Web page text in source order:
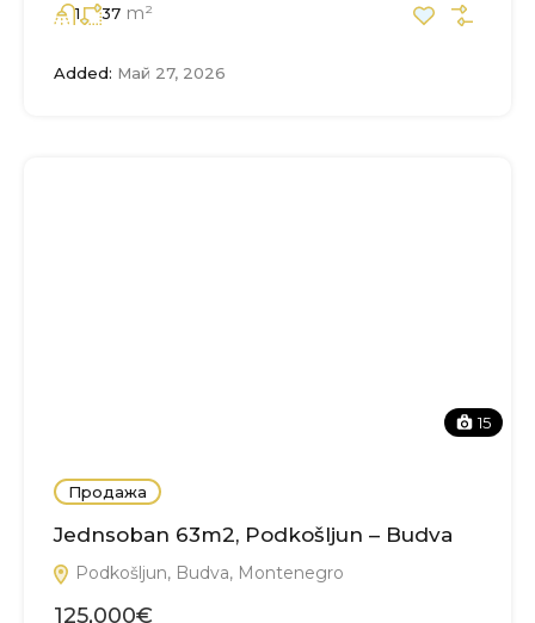
1 37 m²
Added: Май 27, 2026
15
Продажа
Jednsoban 63m2, Podkošljun – Budva
Podkošljun, Budva, Montenegro
125,000€